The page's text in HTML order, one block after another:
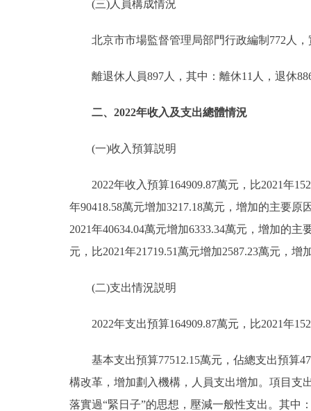
(三)人員構成情況
北京市市場監督管理局部門行政編制772人，
離退休人員897人，其中：離休11人，退休
二、2022年收入及支出總體情況
(一)收入預算説明
2022年收入預算164909.87萬元，比2021年
年90418.58萬元增加3217.18萬元，增加的主要
2021年40634.04萬元增加6333.34萬元，增加的
元，比2021年21719.51萬元增加2587.23萬元，
(二)支出情況説明
2022年支出預算164909.87萬元，比2021年
基本支出預算77512.15萬元，佔總支出預算
構改革，增加劃入機構，人員支出增加。項目支
落實過“緊日子”的思想，壓減一般性支出。其中